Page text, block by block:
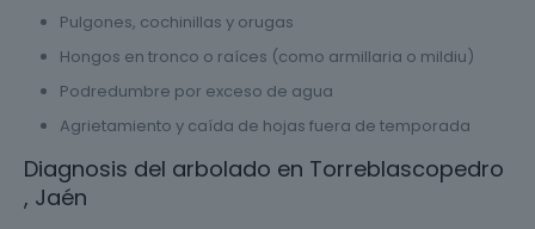
Pulgones, cochinillas y orugas
Hongos en tronco o raíces (como armillaria o mildiu)
Podredumbre por exceso de agua
Agrietamiento y caída de hojas fuera de temporada
Diagnosis del arbolado en Torreblascopedro
, Jaén